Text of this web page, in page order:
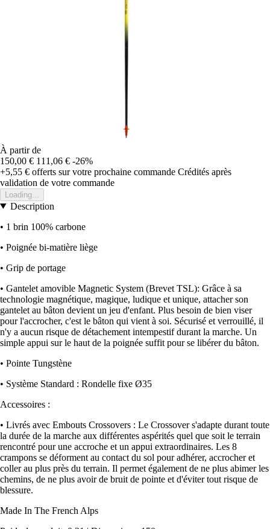
À partir de
150,00 € 111,06 € -26%
+5,55 € offerts sur votre prochaine commande Crédités après
validation de votre commande
Loading...
Description
• 1 brin 100% carbone
• Poignée bi-matière liège
• Grip de portage
• Gantelet amovible Magnetic System (Brevet TSL): Grâce à sa
technologie magnétique, magique, ludique et unique, attacher son
gantelet au bâton devient un jeu d'enfant. Plus besoin de bien viser
pour l'accrocher, c'est le bâton qui vient à soi. Sécurisé et verrouillé, il
n'y a aucun risque de détachement intempestif durant la marche. Un
simple appui sur le haut de la poignée suffit pour se libérer du bâton.
• Pointe Tungstène
• Système Standard : Rondelle fixe Ø35
Accessoires :
• Livrés avec Embouts Crossovers : Le Crossover s'adapte durant toute
la durée de la marche aux différentes aspérités quel que soit le terrain
rencontré pour une accroche et un appui extraordinaires. Les 8
crampons se déforment au contact du sol pour adhérer, accrocher et
coller au plus près du terrain. Il permet également de ne plus abimer les
chemins, de ne plus avoir de bruit de pointe et d'éviter tout risque de
blessure.
Made In The French Alps